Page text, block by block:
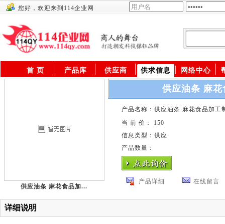
您好，欢迎来到114企业网
首 页 产品库 供应商 供求信息 网络中心
供应油条 麻花食品加...
供应油条 麻
产品名称：供应油条 麻花食品加工
当 前 价： 150
信息类型：供应
产品数量：
产品详细 在线留言
详细说明